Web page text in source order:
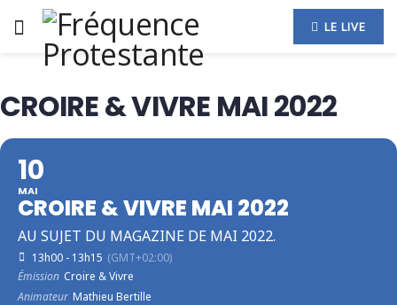
LE LIVE
CROIRE & VIVRE MAI 2022
10
MAI
CROIRE & VIVRE MAI 2022
AU SUJET DU MAGAZINE DE MAI 2022.
13h00 - 13h15 (GMT+02:00)
Émission Croire & Vivre
Animateur Mathieu Bertille